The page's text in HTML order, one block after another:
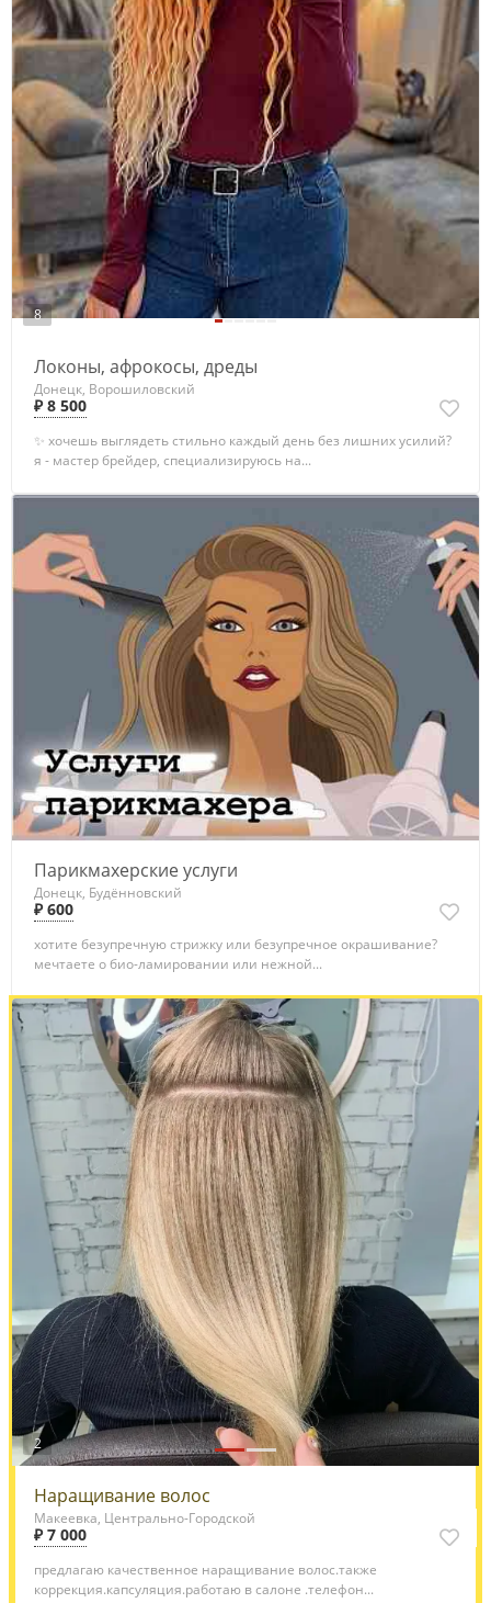
8
Локоны, афрокосы, дреды
Донецк, Ворошиловский
₽ 8 500
✨ хочешь выглядеть стильно каждый день без лишних усилий?
я - мастер брейдер, специализируюсь на...
Парикмахерские услуги
Донецк, Будённовский
₽ 600
хотите безупречную стрижку или безупречное окрашивание?
мечтаете о био-ламировании или нежной...
2
Наращивание волос
Макеевка, Центрально-Городской
₽ 7 000
предлагаю качественное наращивание волос.также
коррекция.капсуляция.работаю в салоне .телефон...